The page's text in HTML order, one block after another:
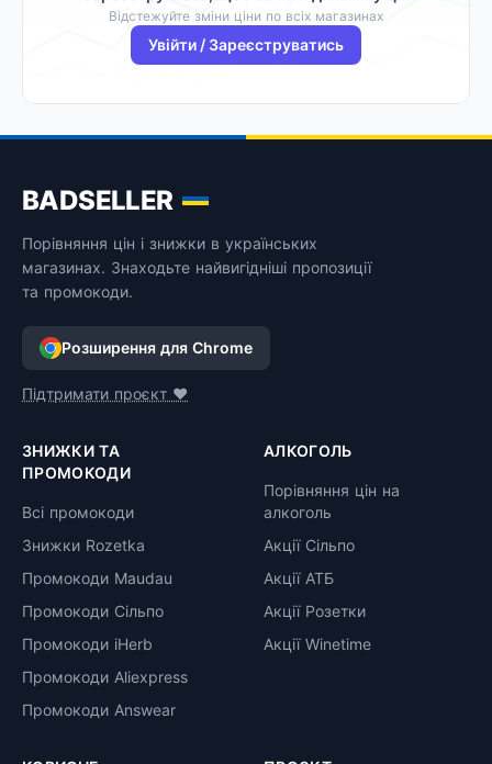
Відстежуйте зміни ціни по всіх магазинах
Увійти / Зареєструватись
BADSELLER
Порівняння цін і знижки в українських
магазинах. Знаходьте найвигідніші пропозиції
та промокоди.
Розширення для Chrome
Підтримати проєкт ❤️
ЗНИЖКИ ТА
ПРОМОКОДИ
Всі промокоди
Знижки Rozetka
Промокоди Maudau
Промокоди Сільпо
Промокоди iHerb
Промокоди Aliexpress
Промокоди Answear
АЛКОГОЛЬ
Порівняння цін на
алкоголь
Акції Сільпо
Акції АТБ
Акції Розетки
Акції Winetime